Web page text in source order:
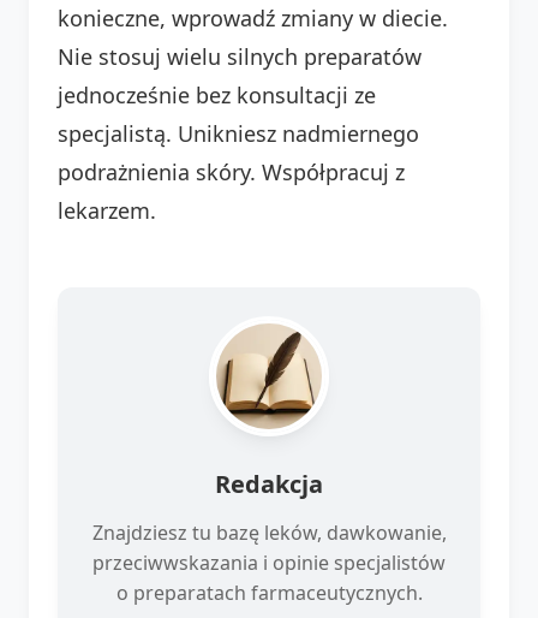
konieczne, wprowadź zmiany w diecie.
Nie stosuj wielu silnych preparatów
jednocześnie bez konsultacji ze
specjalistą. Unikniesz nadmiernego
podrażnienia skóry. Współpracuj z
lekarzem.
Redakcja
Znajdziesz tu bazę leków, dawkowanie,
przeciwwskazania i opinie specjalistów
o preparatach farmaceutycznych.